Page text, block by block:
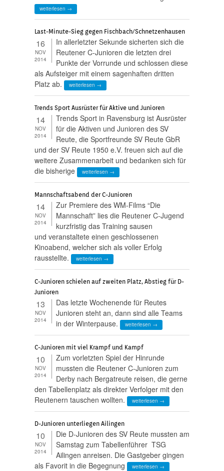
weiterlesen →
Last-Minute-Sieg gegen Fischbach/Schnetzenhausen
16
NOV
2014
In allerletzter Sekunde sicherten sich die
Reutener C-Junioren die letzten drei
Punkte der Vorrunde und schlossen diese
als Aufsteiger mit einem sagenhaften dritten
Platz ab.
weiterlesen →
Trends Sport Ausrüster für Aktive und Junioren
14
NOV
2014
Trends Sport in Ravensburg ist Ausrüster
für die Aktiven und Junioren des SV
Reute, die Sportfreunde SV Reute GbR
und der SV Reute 1950 e.V. freuen sich auf die
weitere Zusammenarbeit und bedanken sich für
die bisherige
weiterlesen →
Mannschaftsabend der C-Junioren
14
NOV
2014
Zur Premiere des WM-Films “Die
Mannschaft” lies die Reutener C-Jugend
kurzfristig das Training sausen
und veranstaltete einen geschlossenen
Kinoabend, welcher sich als voller Erfolg
rausstellte.
weiterlesen →
C-Junioren schielen auf zweiten Platz, Abstieg für D-
Junioren
13
NOV
2014
Das letzte Wochenende für Reutes
Junioren steht an, dann sind alle Teams
in der Winterpause.
weiterlesen →
C-Junioren mit viel Krampf und Kampf
10
NOV
2014
Zum vorletzten Spiel der Hinrunde
mussten die Reutener C-Junioren zum
Derby nach Bergatreute reisen, die gerne
den Tabellenplatz als direkter Verfolger mit den
Reutenern tauschen wollten.
weiterlesen →
D-Junioren unterliegen Ailingen
10
NOV
2014
Die D-Junioren des SV Reute mussten am
Samstag zum Tabellenführer TSG
Ailingen anreisen. Die Gastgeber gingen
als Favorit in die Begegnung
weiterlesen →